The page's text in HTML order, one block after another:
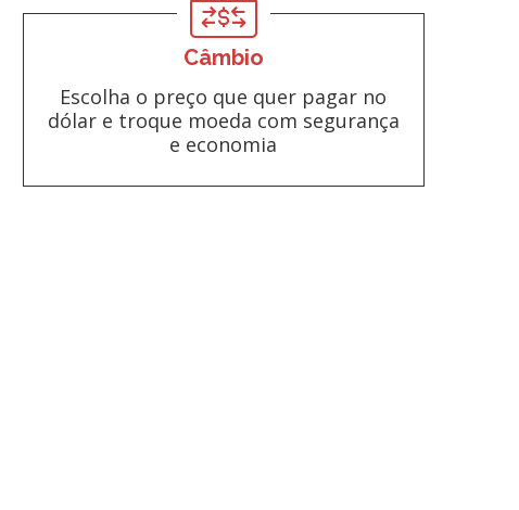
Câmbio
Escolha o preço que quer pagar no
dólar e troque moeda com segurança
e economia